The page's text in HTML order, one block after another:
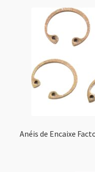
Anéis de Encaixe